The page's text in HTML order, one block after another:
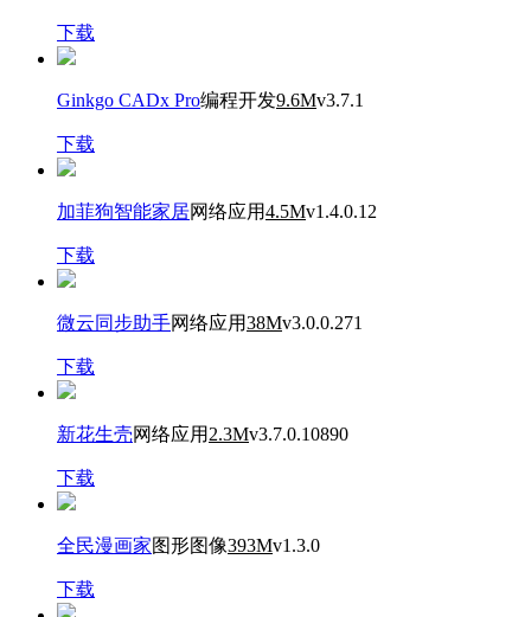
下载
Ginkgo CADx Pro编程开发9.6Mv3.7.1
下载
加菲狗智能家居网络应用4.5Mv1.4.0.12
下载
微云同步助手网络应用38Mv3.0.0.271
下载
新花生壳网络应用 2.3Mv3.7.0.10890
下载
全民漫画家图形图像393Mv1.3.0
下载